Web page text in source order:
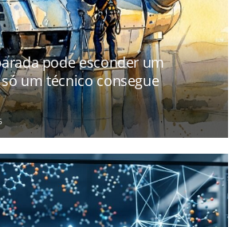
pode esconder um
um técnico consegue